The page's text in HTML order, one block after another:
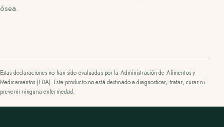
ósea.
Estas declaraciones no han sido evaluadas por la Administración de Alimentos y
Medicamentos (FDA). Este producto no está destinado a diagnosticar, tratar, curar ni
prevenir ninguna enfermedad.